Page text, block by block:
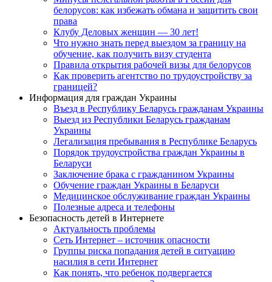
белорусов: как избежать обмана и защитить свои
права
Клубу Деловых женщин — 30 лет!
Что нужно знать перед выездом за границу на
обучение, как получить визу студента
Правила открытия рабочей визы для белорусов
Как проверить агентство по трудоустройству за
границей?
Информация для граждан Украины
Въезд в Республику Беларусь гражданам Украины
Выезд из Республики Беларусь гражданам
Украины
Легализация пребывания в Республике Беларусь
Порядок трудоустройства граждан Украины в
Беларуси
Заключение брака с гражданином Украины
Обучение граждан Украины в Беларуси
Медицинское обслуживание граждан Украины
Полезные адреса и телефоны
Безопасность детей в Интернете
Актуальность проблемы
Сеть Интернет – источник опасности
Группы риска попадания детей в ситуацию
насилия в сети Интернет
Как понять, что ребенок подвергается